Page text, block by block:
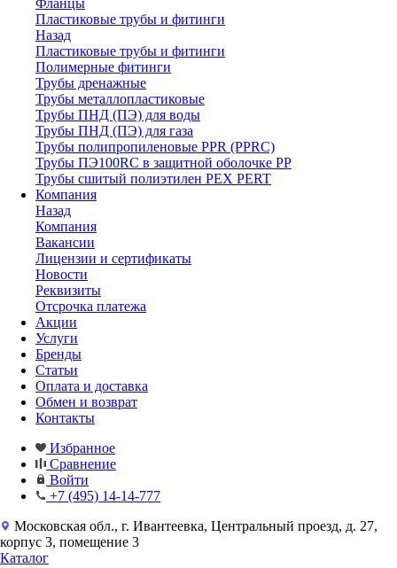
Фланцы
Пластиковые трубы и фитинги
Назад
Пластиковые трубы и фитинги
Полимерные фитинги
Трубы дренажные
Трубы металлопластиковые
Трубы ПНД (ПЭ) для воды
Трубы ПНД (ПЭ) для газа
Трубы полипропиленовые PPR (PPRC)
Трубы ПЭ100RC в защитной оболочке PP
Трубы сшитый полиэтилен PEX PERT
Компания
Назад
Компания
Вакансии
Лицензии и сертификаты
Новости
Реквизиты
Отсрочка платежа
Акции
Услуги
Бренды
Статьи
Оплата и доставка
Обмен и возврат
Контакты
Избранное
Сравнение
Войти
+7 (495) 14-14-777
Московская обл., г. Ивантеевка, Центральный проезд, д. 27,
корпус 3, помещение 3
Каталог